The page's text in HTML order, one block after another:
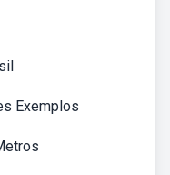
Exemplos